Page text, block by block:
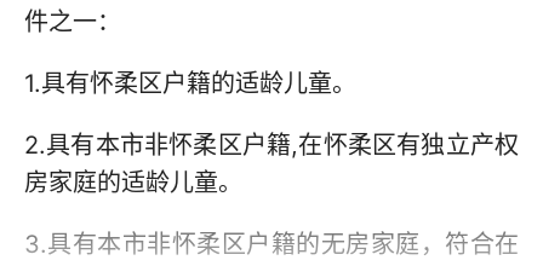
件之一：
1.具有怀柔区户籍的适龄儿童。
2.具有本市非怀柔区户籍,在怀柔区有独立产权
房家庭的适龄儿童。
3.具有本市非怀柔区户籍的无房家庭，符合在